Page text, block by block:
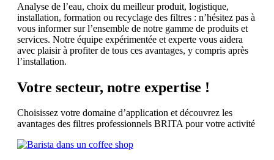
Analyse de l’eau, choix du meilleur produit, logistique,
installation, formation ou recyclage des filtres : n’hésitez pas à
vous informer sur l’ensemble de notre gamme de produits et
services. Notre équipe expérimentée et experte vous aidera
avec plaisir à profiter de tous ces avantages, y compris après
l’installation.
Votre secteur, notre expertise !
Choisissez votre domaine d’application et découvrez les
avantages des filtres professionnels BRITA pour votre activité